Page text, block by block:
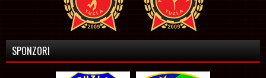
SPONZORI